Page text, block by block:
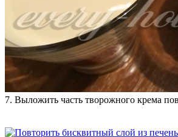
7. Выложить часть творожного крема